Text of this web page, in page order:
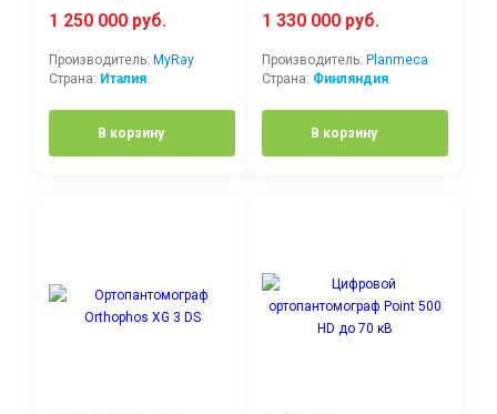
1 250 000 руб.
Производитель: MyRay
Страна: Италия
В корзину
1 330 000 руб.
Производитель: Planmeca
Страна: Финляндия
В корзину